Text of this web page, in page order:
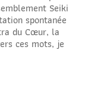
Seiki
spontanée
du Cœur, la
ces mots, je